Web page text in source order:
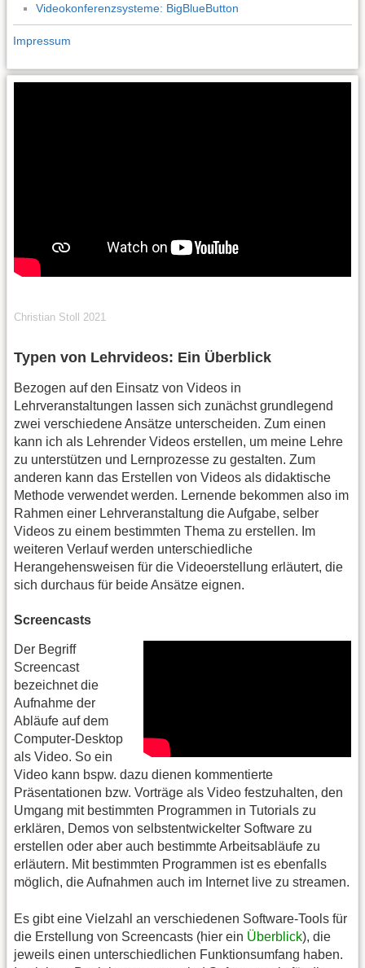
Videokonferenzsysteme: BigBlueButton
Impressum
Christian Stoll 2021
Typen von Lehrvideos: Ein Überblick
Bezogen auf den Einsatz von Videos in
Lehrveranstaltungen lassen sich zunächst grundlegend
zwei verschiedene Ansätze unterscheiden. Zum einen
kann ich als Lehrender Videos erstellen, um meine Lehre
zu unterstützen und Lernprozesse zu gestalten. Zum
anderen kann das Erstellen von Videos als didaktische
Methode verwendet werden. Lernende bekommen also im
Rahmen einer Lehrveranstaltung die Aufgabe, selber
Videos zu einem bestimmten Thema zu erstellen. Im
weiteren Verlauf werden unterschiedliche
Herangehensweisen für die Videoerstellung erläutert, die
sich durchaus für beide Ansätze eignen.
Screencasts
Der Begriff
Screencast
bezeichnet die
Aufnahme der
Abläufe auf dem
Computer-Desktop
als Video. So ein
Video kann bspw. dazu dienen kommentierte
Präsentationen bzw. Vorträge als Video festzuhalten, den
Umgang mit bestimmten Programmen in Tutorials zu
erklären, Demos von selbstentwickelter Software zu
erstellen oder aber auch bestimmte Arbeitsabläufe zu
erläutern. Mit bestimmten Programmen ist es ebenfalls
möglich, die Aufnahmen auch im Internet live zu streamen.
Es gibt eine Vielzahl an verschiedenen Software-Tools für
die Erstellung von Screencasts (hier ein Überblick), die
jeweils einen unterschiedlichen Funktionsumfang haben.